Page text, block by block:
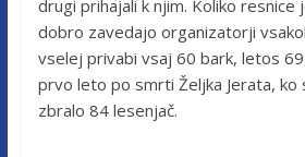
drugi prihajali k njim. Koliko
dobro zavedajo organizatorji
vselej privabi vsaj 60 bark, letos
prvo leto po smrti Željka Jerata, ko
zbralo 84 lesenjač.